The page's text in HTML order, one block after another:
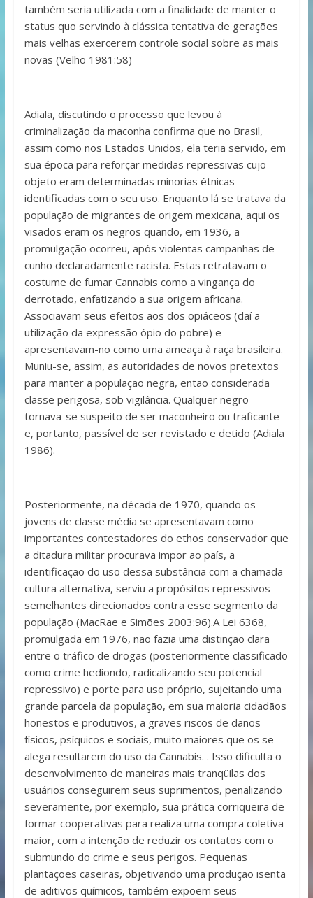
também seria utilizada com a finalidade de manter o
status quo servindo à clássica tentativa de gerações
mais velhas exercerem controle social sobre as mais
novas (Velho 1981:58)
Adiala, discutindo o processo que levou à
criminalização da maconha confirma que no Brasil,
assim como nos Estados Unidos, ela teria servido, em
sua época para reforçar medidas repressivas cujo
objeto eram determinadas minorias étnicas
identificadas com o seu uso. Enquanto lá se tratava da
população de migrantes de origem mexicana, aqui os
visados eram os negros quando, em 1936, a
promulgação ocorreu, após violentas campanhas de
cunho declaradamente racista. Estas retratavam o
costume de fumar Cannabis como a vingança do
derrotado, enfatizando a sua origem africana.
Associavam seus efeitos aos dos opiáceos (daí a
utilização da expressão ópio do pobre) e
apresentavam-no como uma ameaça à raça brasileira.
Muniu-se, assim, as autoridades de novos pretextos
para manter a população negra, então considerada
classe perigosa, sob vigilância. Qualquer negro
tornava-se suspeito de ser maconheiro ou traficante
e, portanto, passível de ser revistado e detido (Adiala
1986).
Posteriormente, na década de 1970, quando os
jovens de classe média se apresentavam como
importantes contestadores do ethos conservador que
a ditadura militar procurava impor ao país, a
identificação do uso dessa substância com a chamada
cultura alternativa, serviu a propósitos repressivos
semelhantes direcionados contra esse segmento da
população (MacRae e Simões 2003:96).A Lei 6368,
promulgada em 1976, não fazia uma distinção clara
entre o tráfico de drogas (posteriormente classificado
como crime hediondo, radicalizando seu potencial
repressivo) e porte para uso próprio, sujeitando uma
grande parcela da população, em sua maioria cidadãos
honestos e produtivos, a graves riscos de danos
físicos, psíquicos e sociais, muito maiores que os se
alega resultarem do uso da Cannabis. . Isso dificulta o
desenvolvimento de maneiras mais tranqüilas dos
usuários conseguirem seus suprimentos, penalizando
severamente, por exemplo, sua prática corriqueira de
formar cooperativas para realiza uma compra coletiva
maior, com a intenção de reduzir os contatos com o
submundo do crime e seus perigos. Pequenas
plantações caseiras, objetivando uma produção isenta
de aditivos químicos, também expõem seus